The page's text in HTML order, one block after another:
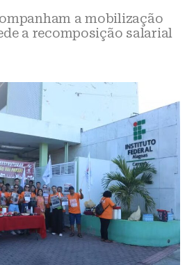
a mobilização
a recomposição salarial